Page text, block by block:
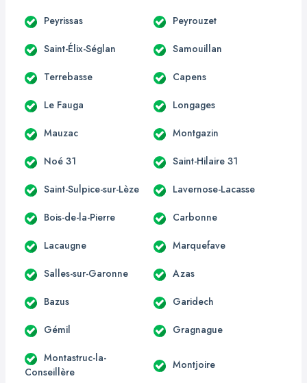
Peyrissas Peyrouzet
Saint-Élix-Séglan Samouillan
Terrebasse Capens
Le Fauga Longages
Mauzac Montgazin
Noé 31 Saint-Hilaire 31
Saint-Sulpice-sur-Lèze Lavernose-Lacasse
Bois-de-la-Pierre Carbonne
Lacaugne Marquefave
Salles-sur-Garonne Azas
Bazus Garidech
Gémil Gragnague
Montastruc-la-
Conseillère
Montjoire